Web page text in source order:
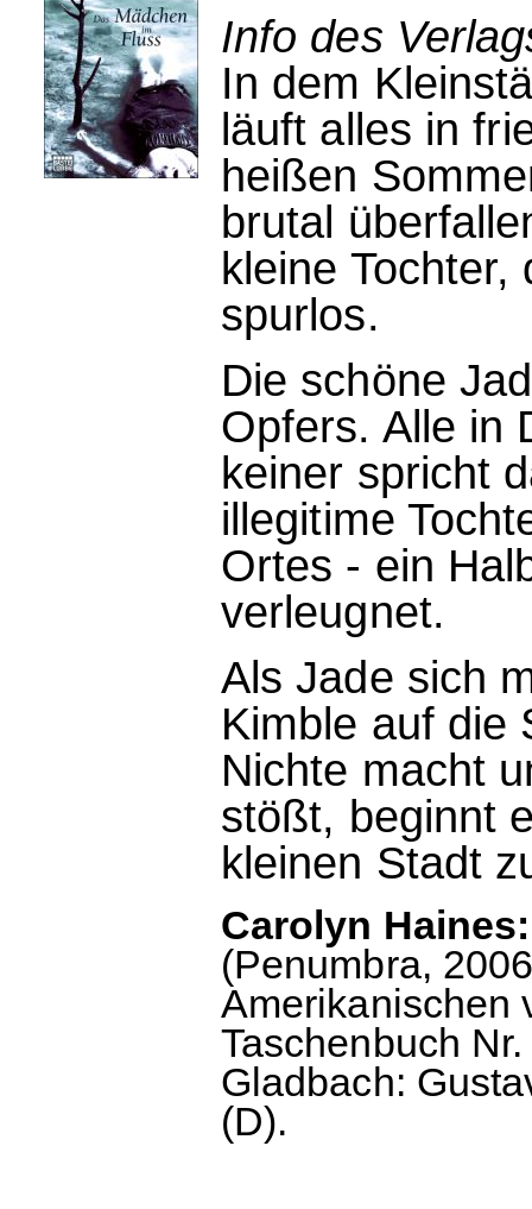
Info des
In dem
läuft alles in
heißen
brutal
kleine
spurlos.
Die schöne
Opfers. Alle in
keiner spricht
illegitime
Ortes - ein
verleugnet.
Als Jade sich
Kimble auf die
Nichte macht
stößt, beginnt
kleinen Stadt
Carolyn
(Penumbra,
Amerikanischen
Taschenbuch
Gladbach:
(D).